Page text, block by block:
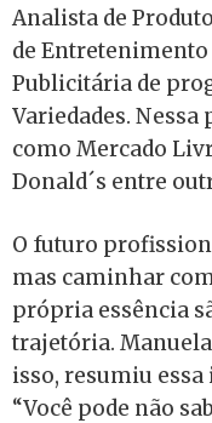
Analista de
de Entretenimento
Publicitária de
Variedades.
como Mercado
Donald´s entre
O futuro
mas caminhar
própria essência
trajetória.
isso, resumiu essa
“Você pode não